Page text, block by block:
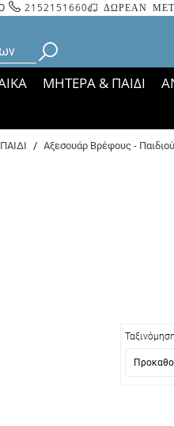
2152151660 ΔΩΡΕΑΝ
ΜΗΤΕΡΑ & ΠΑΙΔΙ
Bάσει ΦΕΚ
/ Αξεσουάρ Βρέφους - Παιδιού
Ταξινόμηση